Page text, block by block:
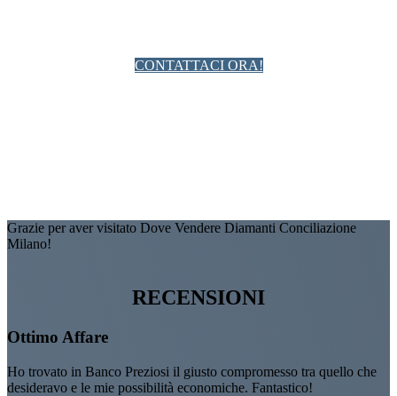
CONTATTACI ORA!
Grazie per aver visitato Dove Vendere Diamanti Conciliazione
Milano!
RECENSIONI
Ottimo Affare
Ho trovato in Banco Preziosi il giusto compromesso tra quello che
desideravo e le mie possibilità economiche. Fantastico!